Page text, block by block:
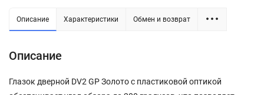
Описание Характеристики Обмен и возврат
Описание
Глазок дверной DV2 GP Золото с пластиковой оптикой